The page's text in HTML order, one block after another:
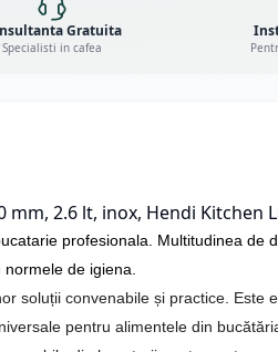
Gratuita
Specialisti in cafea
mm, 2.6 lt, inox, Hendi Kitchen
profesionala. Multitudinea
de igiena.
soluții convenabile și practice.
pentru alimentele din